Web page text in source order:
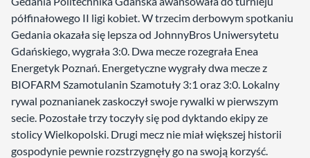
półfinałowego II ligi kobiet. W trzecim derbowym spotkaniu
Gedania okazała się lepsza od JohnnyBros Uniwersytetu
Gdańskiego, wygrała 3:0. Dwa mecze rozegrała Enea
Energetyk Poznań. Energetyczne wygrały dwa mecze z
BIOFARM Szamotulanin Szamotuły 3:1 oraz 3:0. Lokalny
rywal poznanianek zaskoczył swoje rywalki w pierwszym
secie. Pozostałe trzy toczyły się pod dyktando ekipy ze
stolicy Wielkopolski. Drugi mecz nie miał większej historii
gospodynie pewnie rozstrzygnęły go na swoją korzyść.